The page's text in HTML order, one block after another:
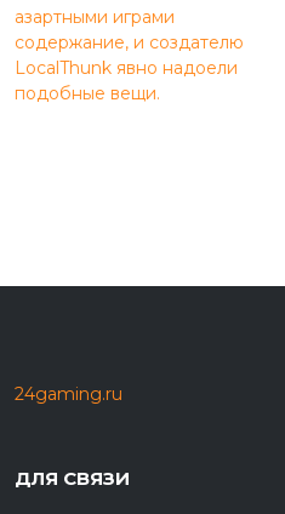
азартными играми
содержание, и создателю
LocalThunk явно надоели
подобные вещи.
24gaming.ru
ДЛЯ СВЯЗИ